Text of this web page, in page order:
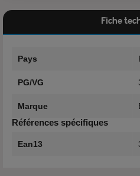
Le eliquide Tropikania de
Gariguette, de labanane, des
Fiche
Pays
PG/VG
Marque
Références spécifiques
Ean13